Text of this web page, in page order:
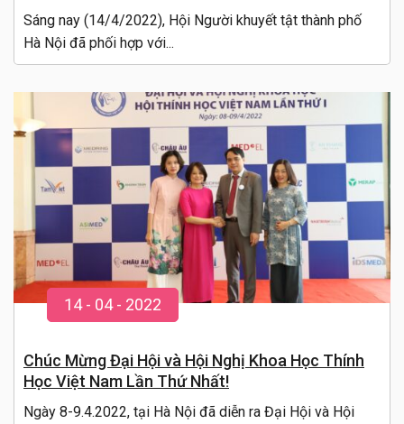
Sáng nay (14/4/2022), Hội Người khuyết tật thành phố
Hà Nội đã phối hợp với...
14- 04- 2022
Chúc Mừng Đại Hội và Hội Nghị Khoa Học Thính
Học Việt Nam Lần Thứ Nhất!
Ngày 8-9.4.2022, tại Hà Nội đã diễn ra Đại Hội và Hội